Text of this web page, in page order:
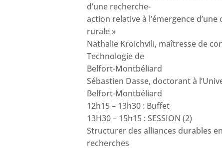
d’une recherche-
action relative à l’émergence
rurale »
Nathalie Kroichvili, maîtresse de
Technologie de
Belfort-Montbéliard
Sébastien Dasse, doctorant à
Belfort-Montbéliard
12h15 – 13h30 : Buffet
13H30 – 15h15 : SESSION (2)
Structurer des alliances durables
recherches